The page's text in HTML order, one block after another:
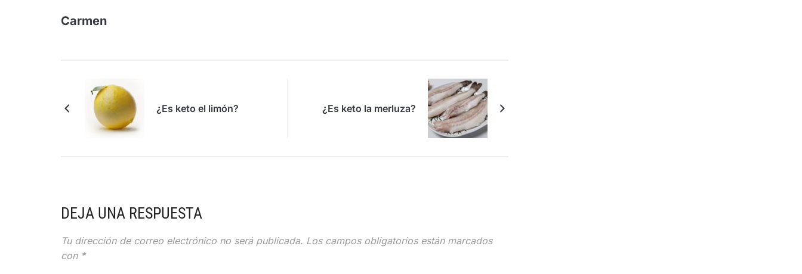
Carmen
¿Es keto el limón? ¿Es keto la merluza?
DEJA UNA RESPUESTA
Tu dirección de correo electrónico no será publicada. Los campos obligatorios están marcados
con *